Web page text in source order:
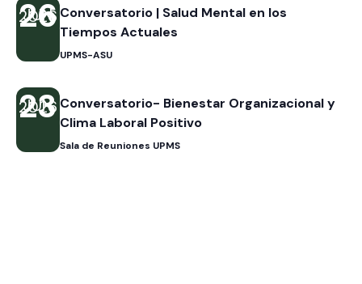
JUN
26
2026 Conversatorio | Salud Mental en los
Tiempos Actuales
UPMS-ASU
JUN
23
2026 Conversatorio- Bienestar Organizacional y
Clima Laboral Positivo
Sala de Reuniones UPMS